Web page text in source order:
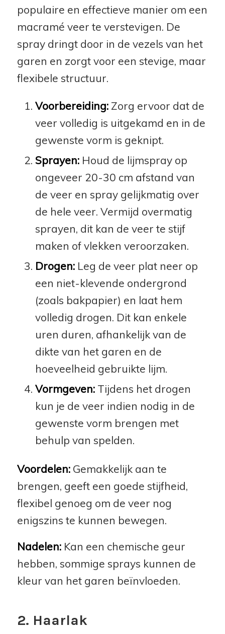
populaire en effectieve manier om een
macramé veer te verstevigen. De
spray dringt door in de vezels van het
garen en zorgt voor een stevige, maar
flexibele structuur.
Voorbereiding:Zorg ervoor dat de
veer volledig is uitgekamd en in de
gewenste vorm is geknipt.
Sprayen:Houd de lijmspray op
ongeveer 20-30 cm afstand van
de veer en spray gelijkmatig over
de hele veer. Vermijd overmatig
sprayen, dit kan de veer te stijf
maken of vlekken veroorzaken.
Drogen:Leg de veer plat neer op
een niet-klevende ondergrond
(zoals bakpapier) en laat hem
volledig drogen. Dit kan enkele
uren duren, afhankelijk van de
dikte van het garen en de
hoeveelheid gebruikte lijm.
Vormgeven:Tijdens het drogen
kun je de veer indien nodig in de
gewenste vorm brengen met
behulp van spelden.
Voordelen:Gemakkelijk aan te
brengen, geeft een goede stijfheid,
flexibel genoeg om de veer nog
enigszins te kunnen bewegen.
Nadelen:Kan een chemische geur
hebben, sommige sprays kunnen de
kleur van het garen beïnvloeden.
2. Haarlak